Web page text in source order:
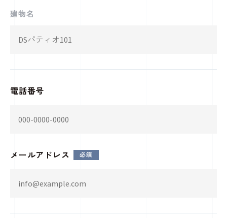
建物名
電話番号
メールアドレス